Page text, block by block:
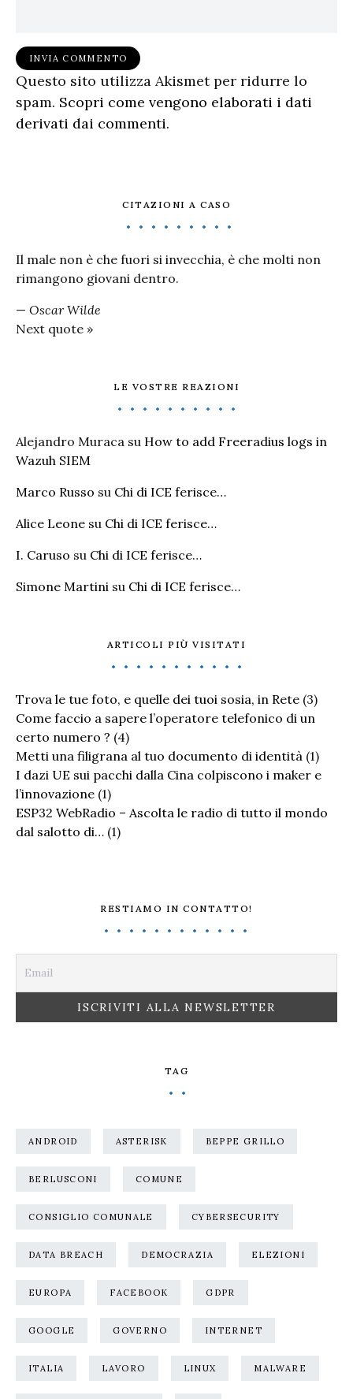
Questo sito utilizza Akismet per ridurre lo
spam. Scopri come vengono elaborati i dati
derivati dai commenti.
CITAZIONI A CASO
Il male non è che fuori si invecchia, è che molti non
rimangono giovani dentro.
— Oscar Wilde
Next quote »
LE VOSTRE REAZIONI
Alejandro Muraca su How to add Freeradius logs in
Wazuh SIEM
Marco Russo su Chi di ICE ferisce…
Alice Leone su Chi di ICE ferisce…
I. Caruso su Chi di ICE ferisce…
Simone Martini su Chi di ICE ferisce…
ARTICOLI PIÙ VISITATI
Trova le tue foto, e quelle dei tuoi sosia, in Rete (3)
Come faccio a sapere l’operatore telefonico di un
certo numero ? (4)
Metti una filigrana al tuo documento di identità (1)
I dazi UE sui pacchi dalla Cina colpiscono i maker e
l’innovazione (1)
ESP32 WebRadio – Ascolta le radio di tutto il mondo
dal salotto di… (1)
RESTIAMO IN CONTATTO!
TAG
ANDROID ASTERISK BEPPE GRILLO
BERLUSCONI COMUNE
CONSIGLIO COMUNALE CYBERSECURITY
DATA BREACH DEMOCRAZIA ELEZIONI
EUROPA FACEBOOK GDPR
GOOGLE GOVERNO INTERNET
ITALIA LAVORO LINUX MALWARE